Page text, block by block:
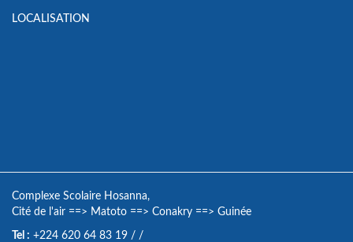
LOCALISATION
Complexe Scolaire Hosanna,
Cité de l'air ==> Matoto ==> Conakry ==> Guinée
Tel : +224 620 64 83 19 / /